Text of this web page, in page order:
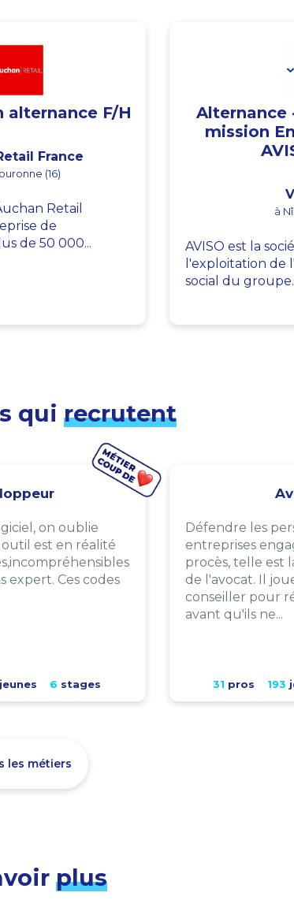
alternance F/H
France
(16)
Retail
de
de 50 000...
Alternance
mission
à
AVISO est la
l'exploitation de
social du
qui recrutent
on oublie
est en réalité
expert. Ces codes
jeunes 6 stages
Défendre les
entreprises
procès, telle est
de l'avocat. Il
conseiller pour
avant qu'ils ne...
31 pros 193
les métiers
plus